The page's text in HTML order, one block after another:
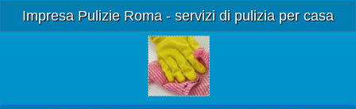
Impresa Pulizie Roma - servizi di pulizia per casa